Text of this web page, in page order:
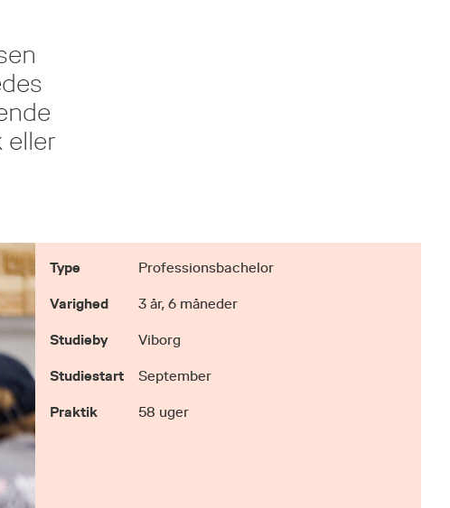
eller
Type Professionsbachelor
Varighed 3 år, 6 måneder
Studieby Viborg
Studiestart September
Praktik 58 uger